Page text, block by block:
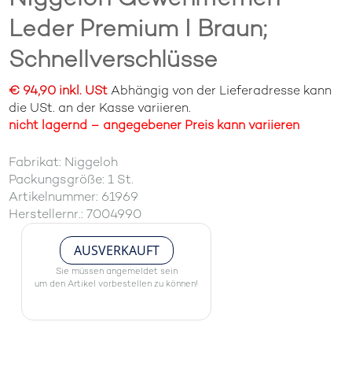
Leder Premium I Braun;
Schnellverschlüsse
€ 94,90 inkl. UStAbhängig von der Lieferadresse kann
die USt. an der Kasse variieren.
nicht lagernd – angegebener Preis kann variieren
Fabrikat: Niggeloh
Packungsgröße: 1 St.
Artikelnummer: 61969
Herstellernr.: 7004990
AUSVERKAUFT
Sie müssen angemeldet sein
um den Artikel vorbestellen zu können!